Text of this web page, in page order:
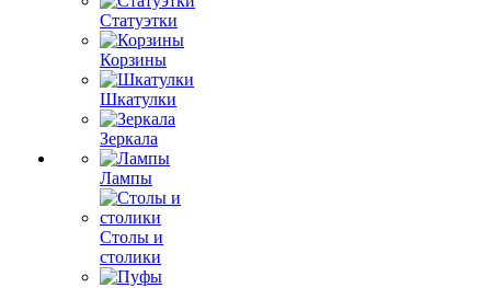
Статуэтки
Корзины
Шкатулки
Зеркала
Лампы
Столы и
столики